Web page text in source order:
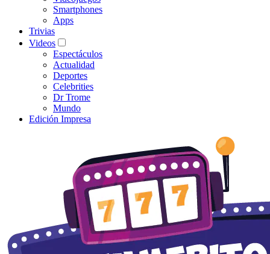
Smartphones
Apps
Trivias
Videos
Espectáculos
Actualidad
Deportes
Celebrities
Dr Trome
Mundo
Edición Impresa